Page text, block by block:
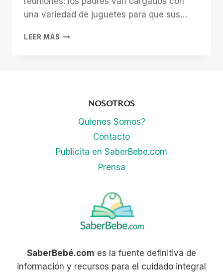
una variedad de juguetes para que sus…
LEER MÁS ¡SIEMPRE
DESCUBRE
CÓMO
NOSOTROS
Quienes Somos?
Contacto
Publicita en SaberBebe.com
Prensa
SaberBebé.com es la fuente definitiva de
información y recursos para el cuidado integral